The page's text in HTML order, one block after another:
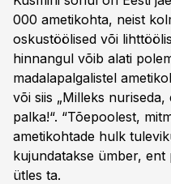
000 ametikohta, neist
oskustöölised või
hinnangul võib alati
madalapalgalistel
või siis „Milleks
palka!“. “Tõepoolest,
ametikohtade hulk
kujundatakse ümber, ent
ütles ta.